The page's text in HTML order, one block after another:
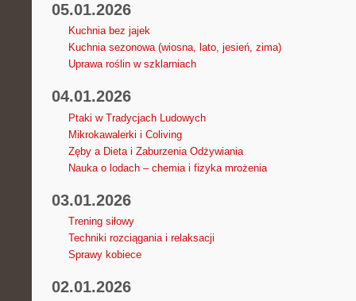
05.01.2026
Kuchnia bez jajek
Kuchnia sezonowa (wiosna, lato, jesień, zima)
Uprawa roślin w szklarniach
04.01.2026
Ptaki w Tradycjach Ludowych
Mikrokawalerki i Coliving
Zęby a Dieta i Zaburzenia Odżywiania
Nauka o lodach – chemia i fizyka mrożenia
03.01.2026
Trening siłowy
Techniki rozciągania i relaksacji
Sprawy kobiece
02.01.2026